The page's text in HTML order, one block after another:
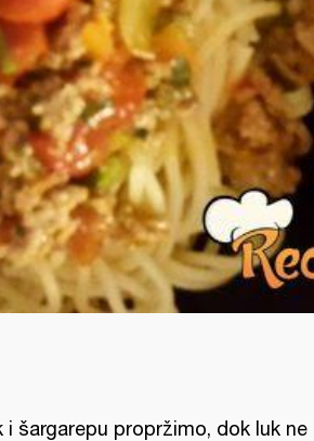
i šargarepu propržimo, dok luk ne